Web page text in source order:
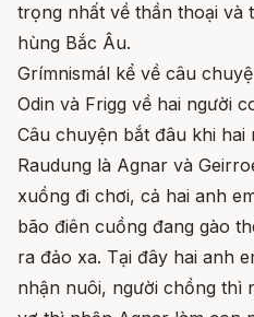
trọng nhất về thần thoại và
hùng Bắc Âu.
Grímnismál kể về câu
Odin và Frigg về hai người
Câu chuyện bắt đâu khi hai
Raudung là Agnar và
xuồng đi chơi, cả hai anh
bão điên cuồng đang gào
ra đảo xa. Tại đây hai anh
nhận nuôi, người chồng thì